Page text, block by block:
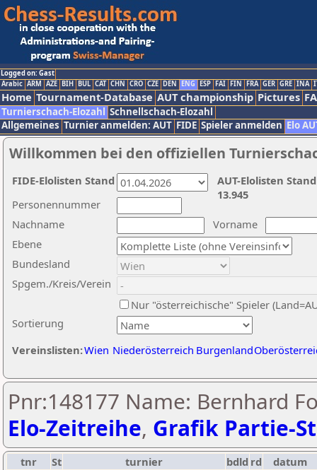
Logged on: Gast
Arabic ARM AZE BIH BUL CAT CHN CRO CZE DEN ENG ESP FAI FIN FRA GER GRE INA
Home Tournament-Database AUT championship Pictures
Turnierschach-Elozahl Schnellschach-Elozahl
Allgemeines Turnier anmelden: AUT FIDE Spieler anmelden Elo
Willkommen bei den offiziellen
Nachname
Vorname
Ebene
Sortierung
Personennummer
Bundesland
Spgem./Kreis/Verein
Nur "österreichische" Spieler
Vereinslisten:Wien Niederösterreich Burgenland
AUT-Elolisten
13.945
FIDE-Elolisten Stand
Pnr:148177 Name: Bernhard
Elo-Zeitreihe, Grafik Partie-
tnr St turnier bdld rd
datum